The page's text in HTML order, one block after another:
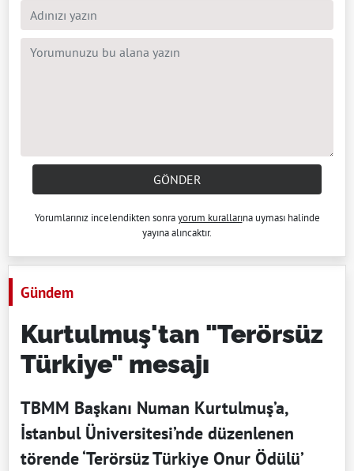
GÖNDER
Yorumlarınız incelendikten sonrayorum kurallarına uyması halinde
yayına alıncaktır.
Gündem
Kurtulmuş'tan "Terörsüz
Türkiye" mesajı
TBMM Başkanı Numan Kurtulmuş’a,
İstanbul Üniversitesi’nde düzenlenen
törende ‘Terörsüz Türkiye Onur Ödülü’